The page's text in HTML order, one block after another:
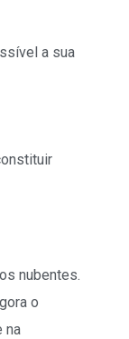
a sua
nubentes.
o
na